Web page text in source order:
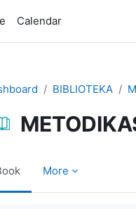
Calendar
BIBLIOTEKA
More